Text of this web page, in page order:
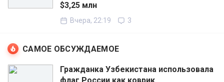
$3,25 млн
Вчера, 22:19 3
САМОЕ ОБСУЖДАЕМОЕ
Гражданка Узбекистана использовала